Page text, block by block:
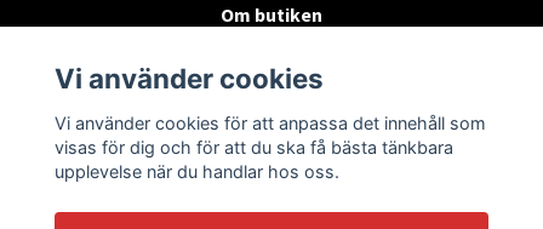
Om butiken
Byten & Returer
Kontakta oss
Vi använder cookies
Vi använder cookies för att anpassa det innehåll som
visas för dig och för att du ska få bästa tänkbara
upplevelse när du handlar hos oss.